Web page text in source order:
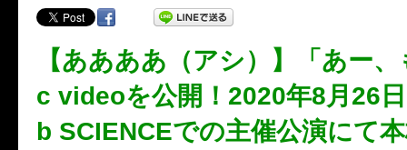
【ああああ（アシ）】「あー
c videoを公開！2020年8月26
b SCIENCEでの主催公演にて